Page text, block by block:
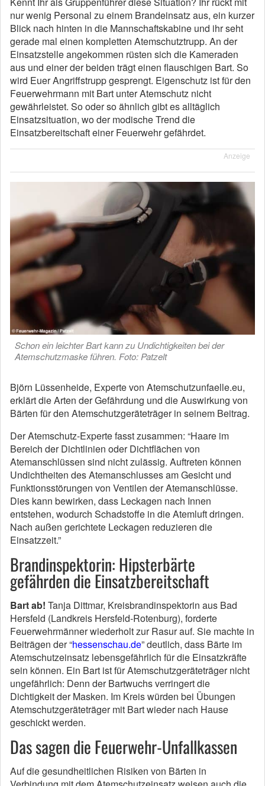
nur wenig Personal zu einem Brandeinsatz aus, ein kurzer
Blick nach hinten in die Mannschaftskabine und ihr seht
gerade mal einen kompletten Atemschutztrupp. An der
Einsatzstelle angekommen rüsten sich die Kameraden
aus und einer der beiden trägt einen flauschigen Bart. So
wird Euer Angriffstrupp gesprengt. Eigenschutz ist für den
Feuerwehrmann mit Bart unter Atemschutz nicht
gewährleistet. So oder so ähnlich gibt es alltäglich
Einsatzsituation, wo der modische Trend die
Einsatzbereitschaft einer Feuerwehr gefährdet.
Anzeige
Schon ein leichter Bart kann zu Undichtigkeiten bei der
Atemschutzmaske führen. Foto: Patzelt
Björn Lüssenheide, Experte von Atemschutzunfaelle.eu,
erklärt die Arten der Gefährdung und die Auswirkung von
Bärten für den Atemschutzgeräteträger in seinem Beitrag.
Der Atemschutz-Experte fasst zusammen: “Haare im
Bereich der Dichtlinien oder Dichtflächen von
Atemanschlüssen sind nicht zulässig. Auftreten können
Undichtheiten des Atemanschlusses am Gesicht und
Funktionsstörungen von Ventilen der Atemanschlüsse.
Dies kann bewirken, dass Leckagen nach Innen
entstehen, wodurch Schadstoffe in die Atemluft dringen.
Nach außen gerichtete Leckagen reduzieren die
Einsatzzeit.”
Brandinspektorin: Hipsterbärte
gefährden die Einsatzbereitschaft
Bart ab! Tanja Dittmar, Kreisbrandinspektorin aus Bad
Hersfeld (Landkreis Hersfeld-Rotenburg), forderte
Feuerwehrmänner wiederholt zur Rasur auf. Sie machte in
Beiträgen der “hessenschau.de” deutlich, dass Bärte im
Atemschutzeinsatz lebensgefährlich für die Einsatzkräfte
sein können. Ein Bart ist für Atemschutzgeräteträger nicht
ungefährlich: Denn der Bartwuchs verringert die
Dichtigkeit der Masken. Im Kreis würden bei Übungen
Atemschutzgeräteträger mit Bart wieder nach Hause
geschickt werden.
Das sagen die Feuerwehr-Unfallkassen
Auf die gesundheitlichen Risiken von Bärten in